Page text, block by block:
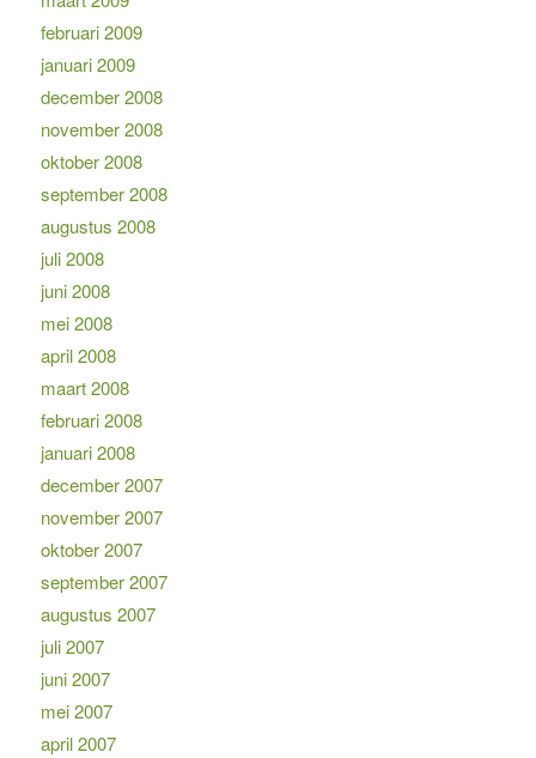
februari 2009
januari 2009
december 2008
november 2008
oktober 2008
september 2008
augustus 2008
juli 2008
juni 2008
mei 2008
april 2008
maart 2008
februari 2008
januari 2008
december 2007
november 2007
oktober 2007
september 2007
augustus 2007
juli 2007
juni 2007
mei 2007
april 2007